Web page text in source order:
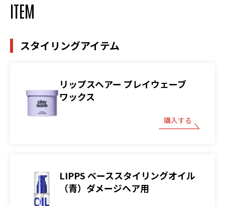
ITEM
スタイリングアイテム
リップスヘアー プレイウェーブ
ワックス
購入する
LIPPS ベーススタイリングオイル
（青）ダメージヘア用